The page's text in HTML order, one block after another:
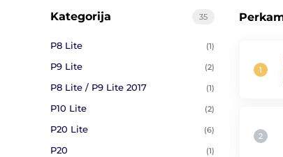
35
Kategorija
P8 Lite (1)
P9 Lite (2)
P8 Lite / P9 Lite 2017 (1)
P10 Lite (2)
P20 Lite (6)
P20 (1)